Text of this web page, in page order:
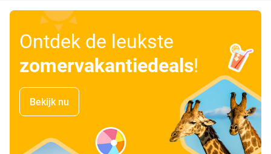
Ontdek de leukste
zomervakantiedeals!
Bekijk nu